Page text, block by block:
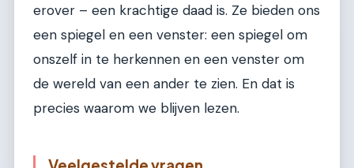
erover – een krachtige daad is. Ze bieden ons
een spiegel en een venster: een spiegel om
onszelf in te herkennen en een venster om
de wereld van een ander te zien. En dat is
precies waarom we blijven lezen.